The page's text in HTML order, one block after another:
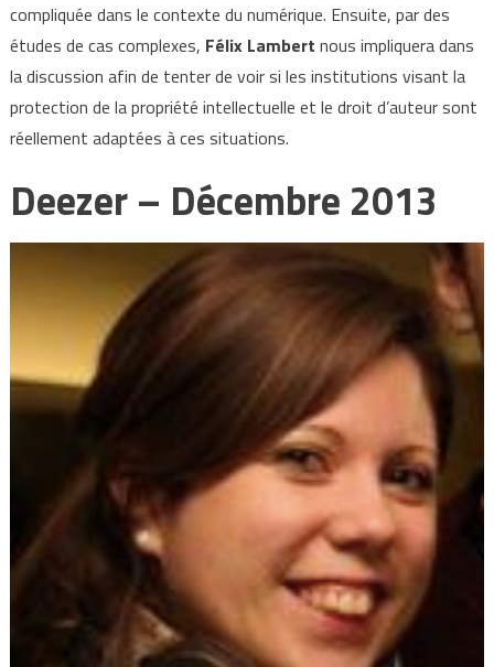
compliquée dans le contexte du numérique. Ensuite, par des
études de cas complexes, Félix Lambert nous impliquera dans
la discussion afin de tenter de voir si les institutions visant la
protection de la propriété intellectuelle et le droit d’auteur sont
réellement adaptées à ces situations.
Deezer – Décembre 2013